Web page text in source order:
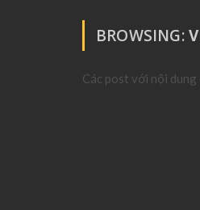
BROWSING:
Các post với nội dung